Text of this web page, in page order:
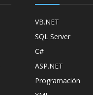
VB.NET
SQL Server
C#
ASP.NET
Programación